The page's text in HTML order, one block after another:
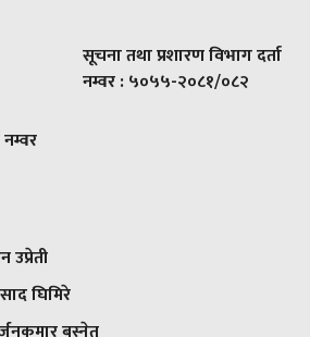
सूचना तथा प्रशारण विभाग दर्ता
नम्वर : ५०५५-२०८१/०८२
उप्रेती
घिमिरे